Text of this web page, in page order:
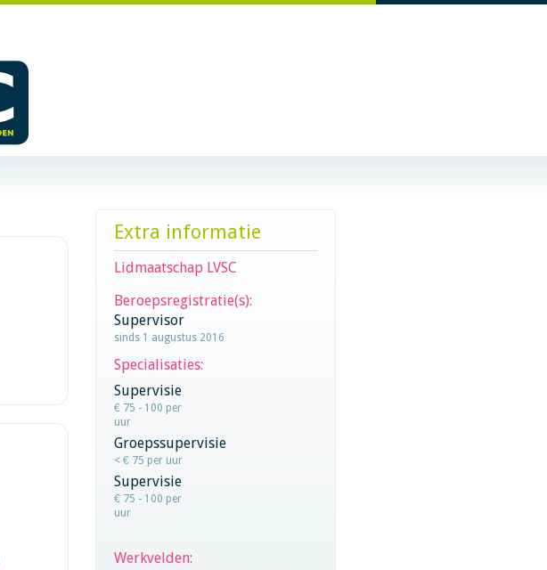
Extra informatie
Lidmaatschap LVSC
Beroepsregistratie(s):
Supervisor
sinds 1 augustus 2016
Specialisaties:
Supervisie
€ 75 - 100 per
uur
Groepssupervisie
< € 75 per uur
Supervisie
€ 75 - 100 per
uur
Werkvelden: